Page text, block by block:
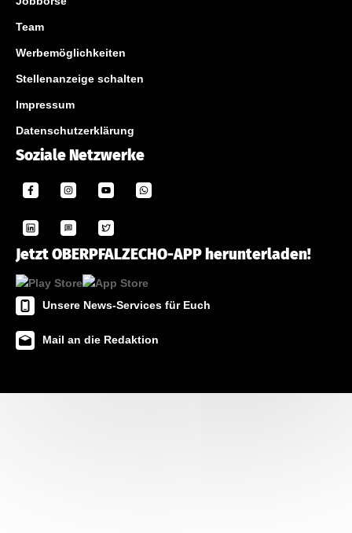
Team
Werbemöglichkeiten
Stellenanzeige schalten
Impressum
Datenschutzerklärung
Soziale Netzwerke
Jetzt OBERPFALZECHO-APP herunterladen!
Unsere News-Services für Euch
Mail an die Redaktion